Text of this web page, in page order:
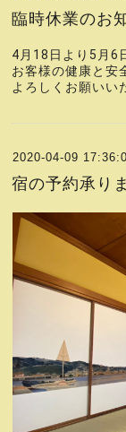
臨時休業のお
4月18日より5月6
お客様の健康と安
よろしくお願いい
2020-04-09
宿の予約承り